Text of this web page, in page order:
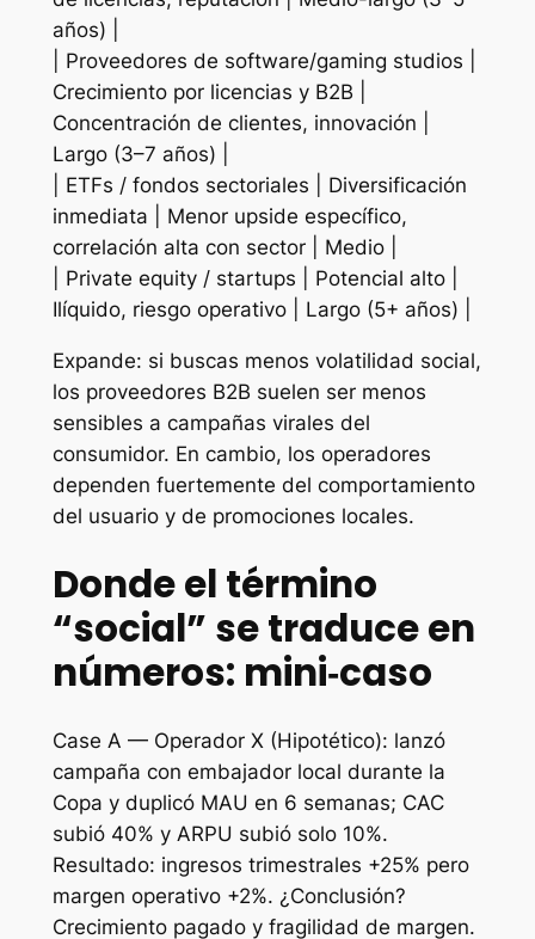
años) |
| Proveedores de software/gaming studios |
Crecimiento por licencias y B2B |
Concentración de clientes, innovación |
Largo (3–7 años) |
| ETFs / fondos sectoriales | Diversificación
inmediata | Menor upside específico,
correlación alta con sector | Medio |
| Private equity / startups | Potencial alto |
Ilíquido, riesgo operativo | Largo (5+ años) |
Expande: si buscas menos volatilidad social,
los proveedores B2B suelen ser menos
sensibles a campañas virales del
consumidor. En cambio, los operadores
dependen fuertemente del comportamiento
del usuario y de promociones locales.
Donde el término
“social” se traduce en
números: mini‑caso
Case A — Operador X (Hipotético): lanzó
campaña con embajador local durante la
Copa y duplicó MAU en 6 semanas; CAC
subió 40% y ARPU subió solo 10%.
Resultado: ingresos trimestrales +25% pero
margen operativo +2%. ¿Conclusión?
Crecimiento pagado y fragilidad de margen.